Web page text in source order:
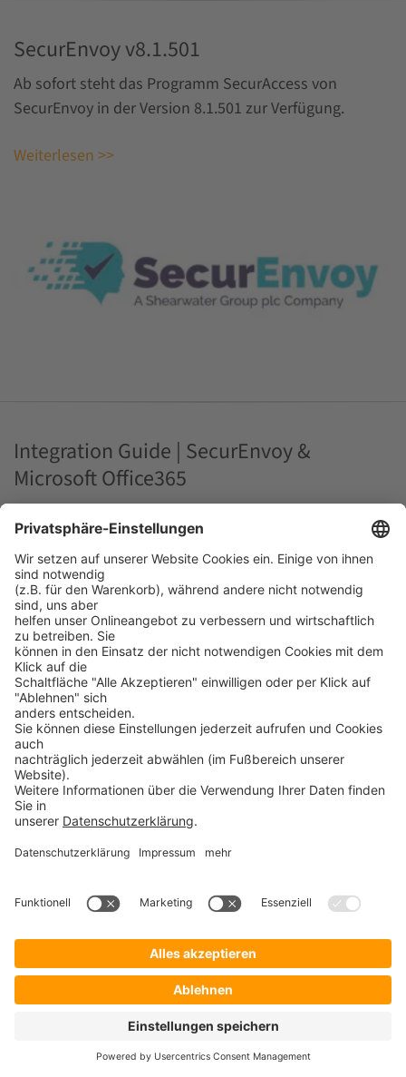
SecurEnvoy v8.1.501
Ab sofort steht das Programm SecurAccess von
SecurEnvoy in der Version 8.1.501 zur Verfügung.
Weiterlesen >>
Integration Guide | SecurEnvoy &
Microsoft Office365
für die Integration von SecurEnvoy mit Microsoft
Office365 erforderliche Konfiguration.
Weiterlesen >>
Integration Guide | SecurEnvoy &
Microsoft Azure AD
Die Informationen in dieser Anleitung beschreiben, wie
Sie SecurAccess & Microsoft Azure AD in ein lokales
ADFS 3.0 integrieren können.
Weiterlesen >>